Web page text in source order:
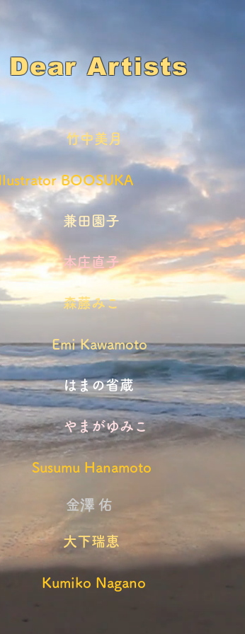
​Dear Artists
​竹中美月
​Ilustrator BOOSUKA
​兼田園子
​本庄直子
​森藤みこ
Emi Kawamoto
​はまの省蔵
​やまがゆみこ
Susumu Hanamoto
金澤 佑
​大下瑞恵
Kumiko Nagano